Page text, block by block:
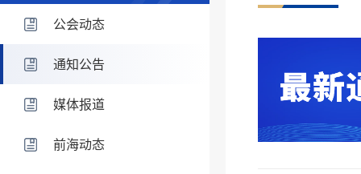
公会动态
通知公告
媒体报道
前海动态